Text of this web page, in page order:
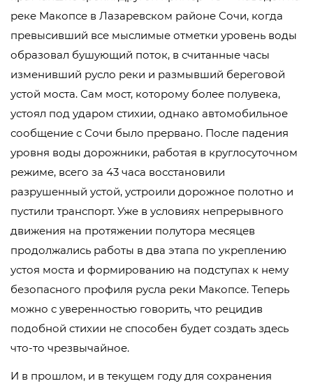
реке Макопсе в Лазаревском районе Сочи, когда
превысивший все мыслимые отметки уровень воды
образовал бушующий поток, в считанные часы
изменивший русло реки и размывший береговой
устой моста. Сам мост, которому более полувека,
устоял под ударом стихии, однако автомобильное
сообщение с Сочи было прервано. После падения
уровня воды дорожники, работая в круглосуточном
режиме, всего за 43 часа восстановили
разрушенный устой, устроили дорожное полотно и
пустили транспорт. Уже в условиях непрерывного
движения на протяжении полутора месяцев
продолжались работы в два этапа по укреплению
устоя моста и формированию на подступах к нему
безопасного профиля русла реки Макопсе. Теперь
можно с уверенностью говорить, что рецидив
подобной стихии не способен будет создать здесь
что-то чрезвычайное.
И в прошлом, и в текущем году для сохранения